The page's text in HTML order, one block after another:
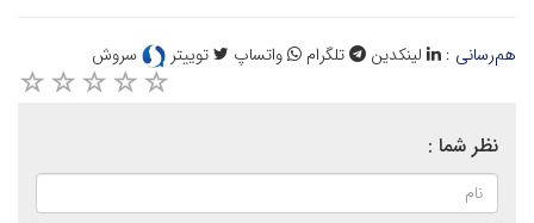
هم‌رسانی : لینکدین تلگرام واتساپ توییتر سروش
نظر شما :